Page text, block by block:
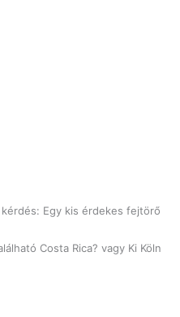
Egy kis érdekes fejtörő
Costa Rica? vagy Ki Köln